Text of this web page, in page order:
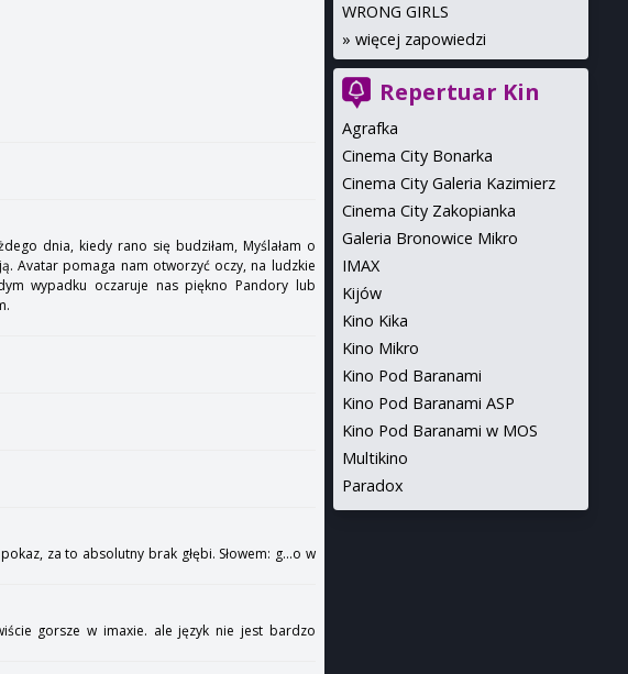
dnia, kiedy rano się budziłam, Myślałam o
Avatar pomaga nam otworzyć oczy, na ludzkie
wypadku oczaruje nas piękno Pandory lub
za to absolutny brak głębi. Słowem: g...o w
gorsze w imaxie. ale język nie jest bardzo
WRONG GIRLS
» więcej zapowiedzi
Repertuar Kin
Agrafka
Cinema City Bonarka
Cinema City Galeria Kazimierz
Cinema City Zakopianka
Galeria Bronowice Mikro
IMAX
Kijów
Kino Kika
Kino Mikro
Kino Pod Baranami
Kino Pod Baranami ASP
Kino Pod Baranami w MOS
Multikino
Paradox